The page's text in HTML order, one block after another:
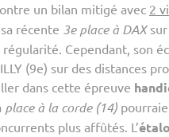
un bilan mitigé avec 2
récente 3e place à DAXsur
Cependant, son
(9e) sur des distances
dans cette épreuve
place à la corde (14)
plus affûtés. L’